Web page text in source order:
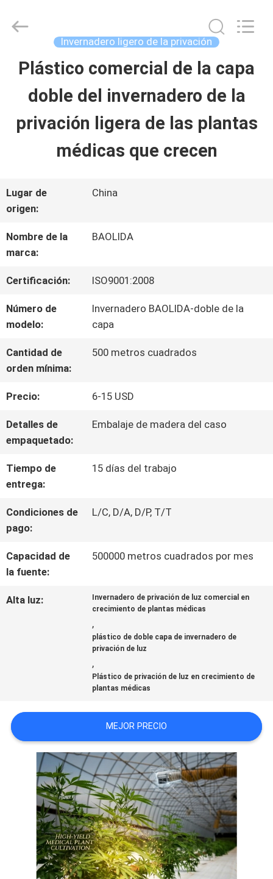
HOGAR
PRODUCTOS
DEMOSTRACIÓN
DE
VR
SOBRE
NOSOTROS
VIAJE
DE
LA
FÁBRICA
CONTROL
DE
CALIDAD
ÉNTRENOS
MAPA
SITIO
POLÍTICAS
Metal
Invernadero ligero de la privación
Plástico comercial de la capa
doble del invernadero de la
privación ligera de las plantas
médicas que crecen
Lugar de
origen:
China
Nombre de la
marca:
BAOLIDA
Certificación: ISO9001:2008
Número de
modelo:
Invernadero BAOLIDA-doble de la
capa
Cantidad de
orden mínima:
500 metros cuadrados
Precio: 6-15 USD
Detalles de
empaquetado:
Embalaje de madera del caso
Tiempo de
entrega:
15 días del trabajo
Condiciones de
pago:
L/C, D/A, D/P, T/T
Capacidad de
la fuente:
500000 metros cuadrados por mes
Alta luz:
Invernadero de privación de luz comercial en
crecimiento de plantas médicas
,
plástico de doble capa de invernadero de
privación de luz
,
Plástico de privación de luz en crecimiento de
plantas médicas
MEJOR PRECIO